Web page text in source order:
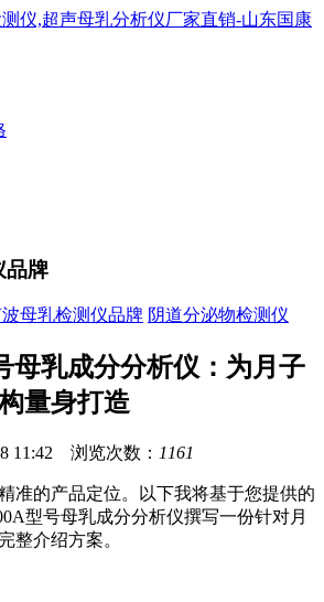
品牌
母乳检测仪品牌 阴道分泌物检测仪
母乳成分分析仪：为月子
量身打造
11:42 浏览次数： 1161
准的产品定位。以下我将基于您提供的
型号母乳成分分析仪撰写一份针对月
整介绍方案。